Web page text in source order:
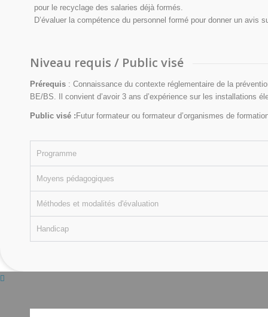
pour le recyclage des salaries déjà formés.
D’évaluer la compétence du personnel formé pour donner un avis
Niveau requis / Public visé
Prérequis : Connaissance du contexte réglementaire de la
BE/BS. Il convient d’avoir 3 ans d’expérience sur les installations
Public visé :Futur formateur ou formateur d’organismes de
Programme
Moyens pédagogiques
Méthodes et modalités d'évaluation
Handicap